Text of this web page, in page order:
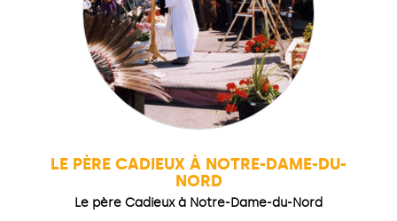
LE PÈRE CADIEUX À NOTRE-DAME-DU-
NORD
Le père Cadieux à Notre-Dame-du-Nord